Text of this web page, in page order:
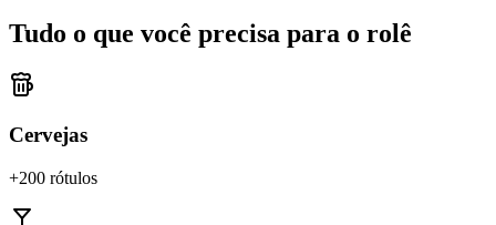
Tudo o que você precisa para o rolê
Cervejas
+200 rótulos